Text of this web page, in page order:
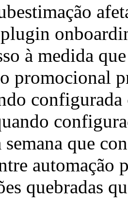
à medida
promocional
que
automação
quebradas